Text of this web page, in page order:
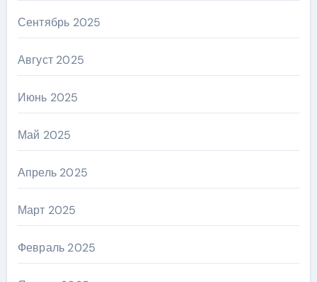
Сентябрь 2025
Август 2025
Июнь 2025
Май 2025
Апрель 2025
Март 2025
Февраль 2025